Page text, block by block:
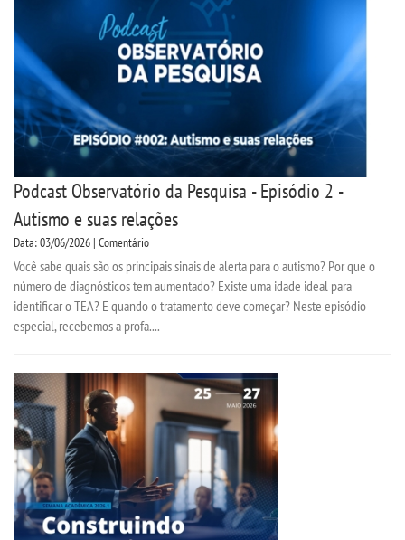
Podcast Observatório da Pesquisa - Episódio 2 -
Autismo e suas relações
Data: 03/06/2026 | Comentário
Você sabe quais são os principais sinais de alerta para o autismo? Por que o
número de diagnósticos tem aumentado? Existe uma idade ideal para
identificar o TEA? E quando o tratamento deve começar? Neste episódio
especial, recebemos a profa....